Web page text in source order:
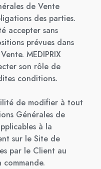
de Vente
des parties.
accepter sans
prévues dans
MEDIPRIX
son rôle de
conditions.
de modifier à tout
Générales de
à la
sur le Site de
par le Client au